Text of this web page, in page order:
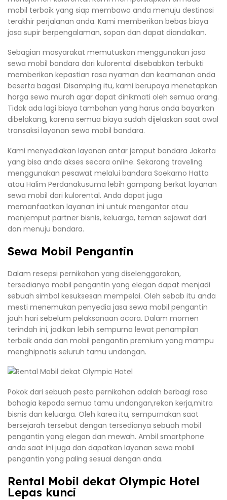
mobil terbaik yang siap membawa anda menuju destinasi
terakhir perjalanan anda. Kami memberikan bebas biaya
jasa supir berpengalaman, sopan dan dapat diandalkan.
Sebagian masyarakat memutuskan menggunakan jasa
sewa mobil bandara dari kulorental disebabkan terbukti
memberikan kepastian rasa nyaman dan keamanan anda
beserta bagasi. Disamping itu, kami berupaya menetapkan
harga sewa murah agar dapat dinikmati oleh semua orang.
Tidak ada lagi biaya tambahan yang harus anda bayarkan
dibelakang, karena semua biaya sudah dijelaskan saat awal
transaksi layanan sewa mobil bandara.
Kami menyediakan layanan antar jemput bandara Jakarta
yang bisa anda akses secara online. Sekarang traveling
menggunakan pesawat melalui bandara Soekarno Hatta
atau Halim Perdanakusuma lebih gampang berkat layanan
sewa mobil dari kulorental. Anda dapat juga
memanfaatkan layanan ini untuk mengantar atau
menjemput partner bisnis, keluarga, teman sejawat dari
dan menuju bandara.
Sewa Mobil Pengantin
Dalam resepsi pernikahan yang diselenggarakan,
tersedianya mobil pengantin yang elegan dapat menjadi
sebuah simbol kesuksesan mempelai. Oleh sebab itu anda
mesti menemukan penyedia jasa sewa mobil pengantin
jauh hari sebelum pelaksanaan acara. Dalam momen
terindah ini, jadikan lebih sempurna lewat penampilan
terbaik anda dan mobil pengantin premium yang mampu
menghipnotis seluruh tamu undangan.
Pokok dari sebuah pesta pernikahan adalah berbagi rasa
bahagia kepada semua tamu undangan,rekan kerja,mitra
bisnis dan keluarga. Oleh karea itu, sempurnakan saat
bersejarah tersebut dengan tersedianya sebuah mobil
pengantin yang elegan dan mewah. Ambil smartphone
anda saat ini juga dan dapatkan layanan sewa mobil
pengantin yang paling sesuai dengan anda.
Rental Mobil dekat Olympic Hotel
Lepas kunci